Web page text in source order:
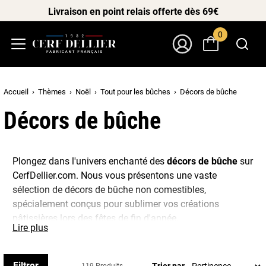
Livraison en point relais offerte dès 69€
0
Accueil Thèmes Noël Tout pour les bûches Décors de bûche
Décors de bûche
Plongez dans l'univers enchanté des décors de bûche sur
CerfDellier.com. Nous vous présentons une vaste
sélection de décors de bûche non comestibles,
spécialement conçus pour sublimer vos créations
pâtissières lors des fêtes de fin d'année.
cours à votre imagination pour transformer vos bûches
Lire plus